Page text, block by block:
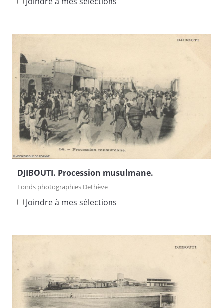
DJIBOUTI. Procession musulmane.
Fonds photographies Dethève
Joindre à mes sélections